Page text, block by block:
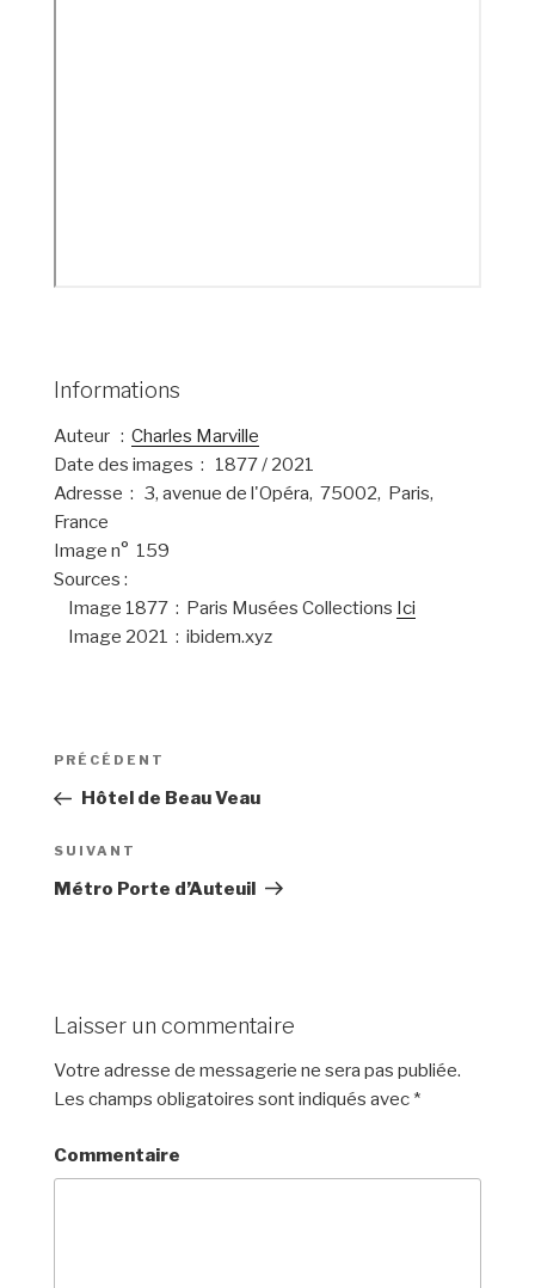
Informations
Auteur : Charles Marville
Date des images : 1877 / 2021
Adresse : 3, avenue de l'Opéra, 75002, Paris,
France
Image n° 159
Sources :
Image 1877 : Paris Musées Collections Ici
Image 2021 : ibidem.xyz
Navigation
l’article
Article
précédent
PRÉCÉDENT
Hôtel de Beau Veau
Article
suivant
SUIVANT
Métro Porte d’Auteuil
Laisser un commentaire
Votre adresse de messagerie ne sera pas publiée.
Les champs obligatoires sont indiqués avec *
Commentaire